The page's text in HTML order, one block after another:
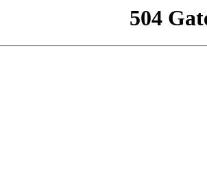
504